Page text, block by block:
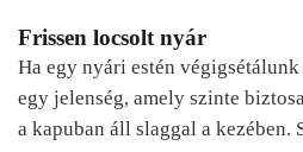
Frissen locsolt nyár
Ha egy nyári estén
egy jelenség, amely szinte
a kapuban áll slaggal a kezében.